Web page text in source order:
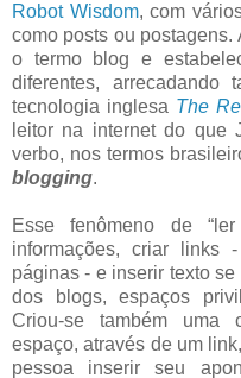
Robot Wisdom, com
como posts ou
o termo blog e
diferentes,
tecnologia inglesa The
leitor na internet do que
verbo, nos termos
blogging.
Esse fenômeno de
informações, criar links
páginas - e inserir texto
dos blogs, espaços
Criou-se também uma
espaço, através de um
pessoa inserir seu